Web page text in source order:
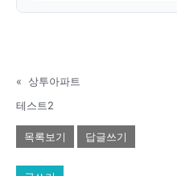
« 상투아파트
테스트2
목록보기 답글쓰기